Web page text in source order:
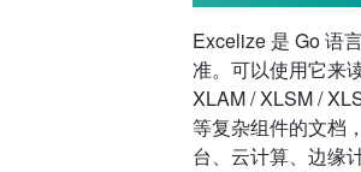
Excelize 是 Go 语
准。可以使用它来
XLAM / XLSM /
等复杂组件的文档
台、云计算、边缘